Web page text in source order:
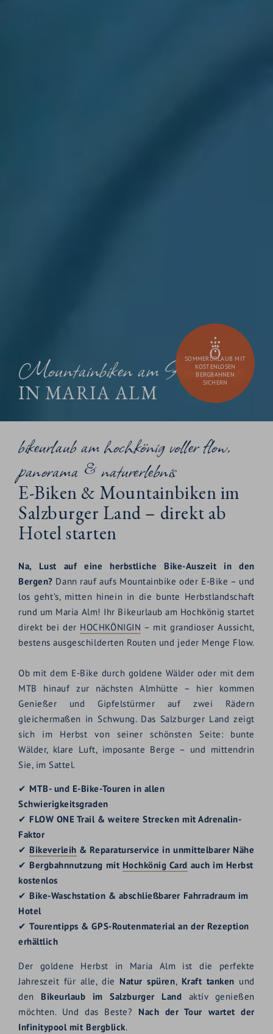
Mountainbiken am Hochkönig
IN MARIA ALM
SOMMERURLAUB MIT
KOSTENLOSEN
BERGBAHNEN
SICHERN
bikeurlaub am hochkönig voller flow,
panorama & naturerlebnis
E-Biken & Mountainbiken im
Salzburger Land – direkt ab
Hotel starten
Na, Lust auf eine herbstliche Bike-Auszeit in den
Bergen? Dann rauf aufs Mountainbike oder E-Bike – und
los geht’s, mitten hinein in die bunte Herbstlandschaft
rund um Maria Alm! Ihr Bikeurlaub am Hochkönig startet
direkt bei der HOCHKÖNIGIN – mit grandioser Aussicht,
bestens ausgeschilderten Routen und jeder Menge Flow.
Ob mit dem E-Bike durch goldene Wälder oder mit dem
MTB hinauf zur nächsten Almhütte – hier kommen
Genießer und Gipfelstürmer auf zwei Rädern
gleichermaßen in Schwung. Das Salzburger Land zeigt
sich im Herbst von seiner schönsten Seite: bunte
Wälder, klare Luft, imposante Berge – und mittendrin
Sie, im Sattel.
✔ MTB- und E-Bike-Touren in allen
Schwierigkeitsgraden
✔ FLOW ONE Trail & weitere Strecken mit Adrenalin-
Faktor
✔ Bikeverleih & Reparaturservice in unmittelbarer Nähe
✔ Bergbahnnutzung mit Hochkönig Card auch im Herbst
kostenlos
✔ Bike-Waschstation & abschließbarer Fahrradraum im
Hotel
✔Tourentipps & GPS-Routenmaterial an der Rezeption
erhältlich
Der goldene Herbst in Maria Alm ist die perfekte
Jahreszeit für alle, die Natur spüren, Kraft tanken und
den Bikeurlaub im Salzburger Land aktiv genießen
möchten. Und das Beste? Nach der Tour wartet der
Infinitypool mit Bergblick.